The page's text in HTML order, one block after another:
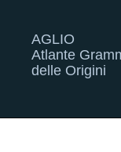
AGLIO
Atlante
delle Origini